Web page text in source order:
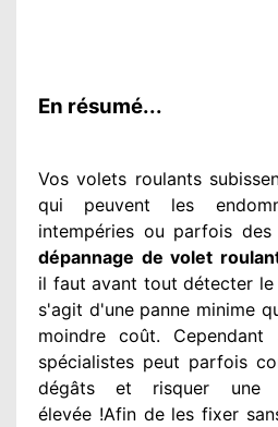
En résumé...
Vos volets roulants
qui peuvent les
intempéries ou parfois
dépannage de volet
il faut avant tout détecter
s'agit d'une panne minime
moindre coût. Cependant
spécialistes peut parfois
dégâts et risquer une
élevée !Afin de les fixer